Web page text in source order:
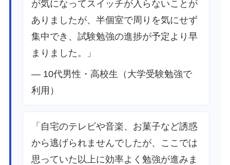
が気になってスイッチが入らないことが
ありましたが、半個室で周りを気にせず
集中でき、試験勉強の進捗が予定より早
まりました。」
— 10代男性・高校生（大学受験勉強で
利用）
「自宅のテレビや音楽、お菓子など誘惑
から逃げられませんでしたが、ここでは
思っていた以上に効率よく勉強が進みま